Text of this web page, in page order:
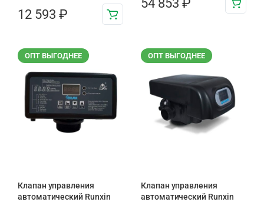
12 593 ₽
54 853 ₽
ОПТ ВЫГОДНЕЕ
Клапан управления
автоматический Runxin
ОПТ ВЫГОДНЕЕ
Клапан управления
автоматический Runxin